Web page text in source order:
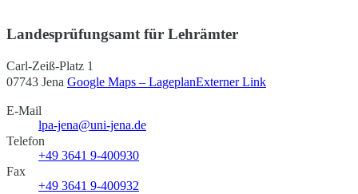
Landesprüfungsamt für Lehrämter
Carl-Zeiß-Platz 1
07743 Jena Google Maps – LageplanExterner Link
E-Mail
lpa-jena@uni-jena.de
Telefon
+49 3641 9-400930
Fax
+49 3641 9-400932